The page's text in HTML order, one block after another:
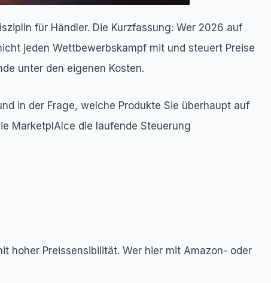
für Händler. Die Kurzfassung: Wer 2026 auf
jeden Wettbewerbskampf mit und steuert Preise
unter den eigenen Kosten.
in der Frage, welche Produkte Sie überhaupt auf
MarketplAIce die laufende Steuerung
hoher Preissensibilität. Wer hier mit Amazon- oder